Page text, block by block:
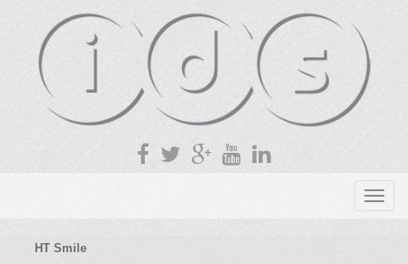
T
HT Smile